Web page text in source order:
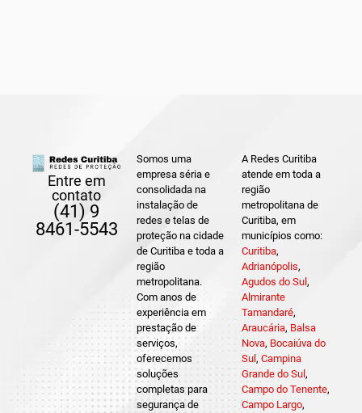
Entre em
contato
(41) 9
8461-5543
Somos uma
empresa séria e
consolidada na
instalação de
redes e telas de
proteção na cidade
de Curitiba e toda a
região
metropolitana.
Com anos de
experiência em
prestação de
serviços,
oferecemos
soluções
completas para
segurança de
A Redes Curitiba
atende em toda a
região
metropolitana de
Curitiba, em
municípios como:
Curitiba,
Adrianópolis,
Agudos do Sul ,
Almirante
Tamandaré,
Araucária, Balsa
Nova, Bocaiúva do
Sul , Campina
Grande do Sul ,
Campo do Tenente,
Campo Largo,